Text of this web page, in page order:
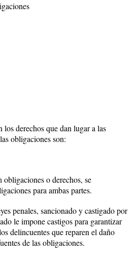
derechos que dan lugar a las
obligaciones son:
o derechos, se
para ambas partes.
penales, sancionado y castigado por
le impone castigos para garantizar
delincuentes que reparen el daño
de las obligaciones.